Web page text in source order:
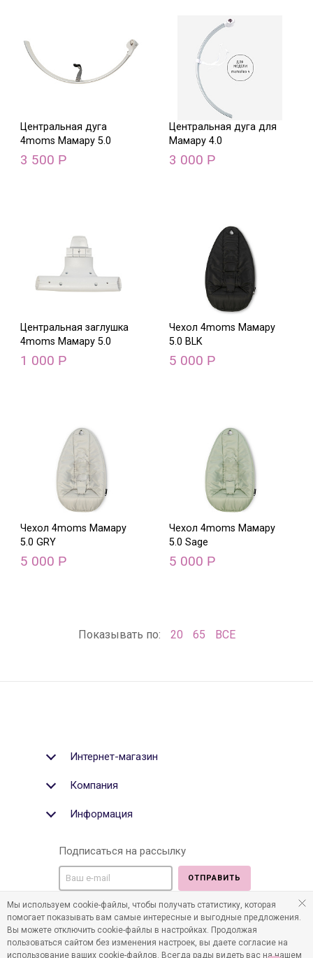
Центральная дуга
4moms Мамару 5.0
3 500 Р
Центральная дуга для
Мамару 4.0
3 000 Р
Центральная заглушка
4moms Мамару 5.0
1 000 Р
Чехол 4moms Мамару
5.0 BLK
5 000 Р
Чехол 4moms Мамару
5.0 GRY
5 000 Р
Чехол 4moms Мамару
5.0 Sage
5 000 Р
Показывать по: 20 65 ВСЕ
Интернет-магазин
Компания
Информация
Подписаться на рассылку
ОТПРАВИТЬ
Мы в социальных медиа:
Мы используем cookie-файлы, чтобы получать статистику, которая
помогает показывать вам самые интересные и выгодные предложения.
Вы можете отключить cookie-файлы в настройках. Продолжая
пользоваться сайтом без изменения настроек, вы даете согласие на
использование ваших cookie-файлов. Всегда рады видеть вас на нашем